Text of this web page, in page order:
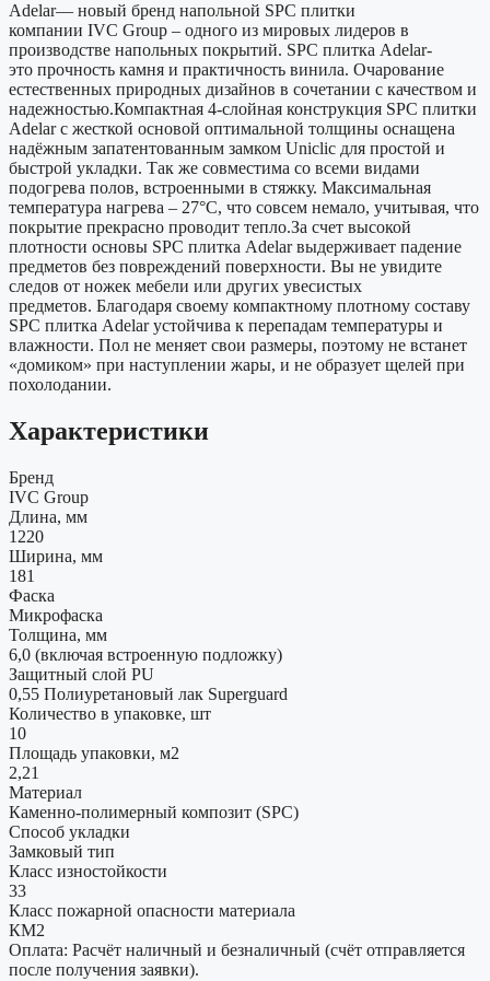
Adelar— новый бренд напольной SPC плитки
компании IVC Group – одного из мировых лидеров в
производстве напольных покрытий. SPC плитка Adelar-
это прочность камня и практичность винила. Очарование
естественных природных дизайнов в сочетании с качеством и
надежностью.Компактная 4-слойная конструкция SPС плитки
Adelar с жесткой основой оптимальной толщины оснащена
надёжным запатентованным замком Uniclic для простой и
быстрой укладки. Так же совместима со всеми видами
подогрева полов, встроенными в стяжку. Максимальная
температура нагрева – 27°С, что совсем немало, учитывая, что
покрытие прекрасно проводит тепло.За счет высокой
плотности основы SPС плитка Adelar выдерживает падение
предметов без повреждений поверхности. Вы не увидите
следов от ножек мебели или других увесистых
предметов. Благодаря своему компактному плотному составу
SPC плитка Adelar устойчива к перепадам температуры и
влажности. Пол не меняет свои размеры, поэтому не встанет
«домиком» при наступлении жары, и не образует щелей при
похолодании.
Характеристики
Бренд
IVC Group
Длина, мм
1220
Ширина, мм
181
Фаска
Микрофаска
Толщина, мм
6,0 (включая встроенную подложку)
Защитный слой PU
0,55 Полиуретановый лак Superguard
Количество в упаковке, шт
10
Площадь упаковки, м2
2,21
Материал
Каменно-полимерный композит (SPC)
Способ укладки
Замковый тип
Класс изностойкости
33
Класс пожарной опасности материала
КМ2
Оплата: Расчёт наличный и безналичный (счёт отправляется
после получения заявки).